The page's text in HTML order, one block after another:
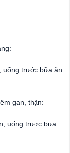
uống trước bữa ăn
gan, thận:
uống trước bữa